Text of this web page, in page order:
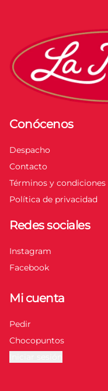
Conócenos
Despacho
Contacto
Términos y condiciones
Política de privacidad
Redes sociales
Instagram
Facebook
Mi cuenta
Pedir
Chocopuntos